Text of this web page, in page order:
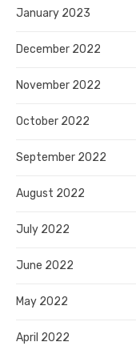
January 2023
December 2022
November 2022
October 2022
September 2022
August 2022
July 2022
June 2022
May 2022
April 2022